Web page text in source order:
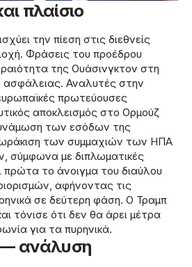
πλαίσιο
την πίεση στις διεθνείς
Φράσεις του προέδρου
της Ουάσινγκτον στη
ασφάλειας. Αναλυτές στην
πρωτεύουσες
αποκλεισμός στο Ορμούζ
των εσόδων της
των συμμαχιών των ΗΠΑ
σύμφωνα με διπλωματικές
πρώτα το άνοιγμα του διαύλου
αφήνοντας τις
σε δεύτερη φάση. Ο Τραμπ
τόνισε ότι δεν θα άρει μέτρα
για τα πυρηνικά.
— ανάλυση